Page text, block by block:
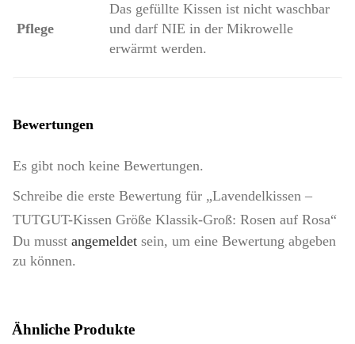
Pflege
Das gefüllte Kissen ist nicht waschbar
und darf NIE in der Mikrowelle
erwärmt werden.
Bewertungen
Es gibt noch keine Bewertungen.
Schreibe die erste Bewertung für „Lavendelkissen –
TUTGUT-Kissen Größe Klassik-Groß: Rosen auf Rosa“
Du musst angemeldet sein, um eine Bewertung abgeben
zu können.
Ähnliche Produkte